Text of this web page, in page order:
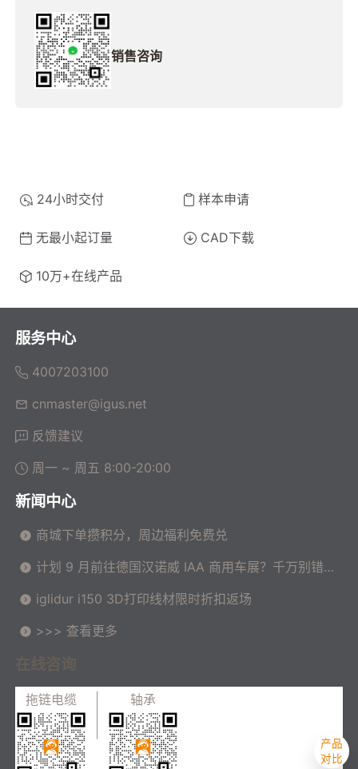
销售咨询
24小时交付 样本申请
无最小起订量 CAD下载
10万+在线产品
服务中心
4007203100
cnmaster@igus.net
反馈建议
周一 ~ 周五 8:00-20:00
新闻中心
商城下单攒积分，周边福利免费兑
计划 9 月前往德国汉诺威 IAA 商用车展？千万别错过
iglidur i150 3D打印线材限时折扣返场
>>> 查看更多
拖链电缆 轴承
产品
对比